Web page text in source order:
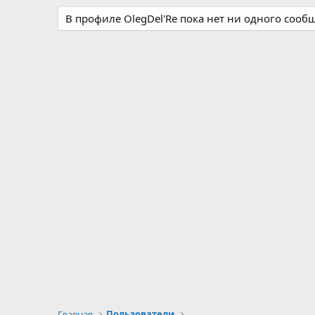
В профиле OlegDel'Re пока нет ни одного